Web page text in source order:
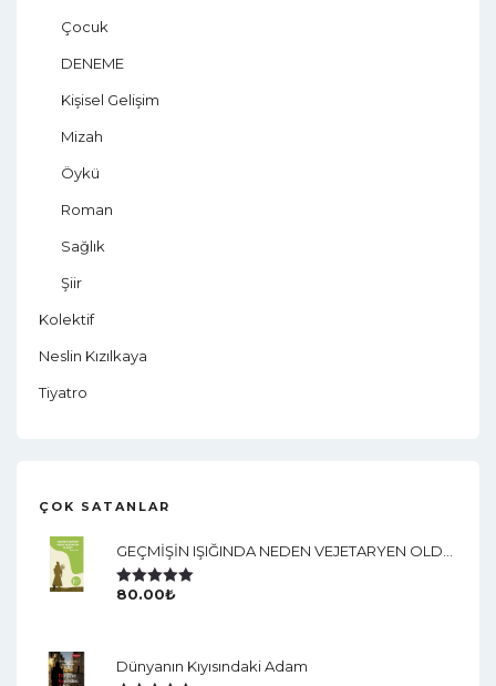
Çocuk
DENEME
Kişisel Gelişim
Mizah
Öykü
Roman
Sağlık
Şiir
Kolektif
Neslin Kızılkaya
Tiyatro
ÇOK SATANLAR
5 Üzerinden
80.00₺
Dünyanın Kıyısındaki Adam